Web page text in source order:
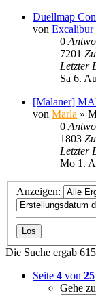
Duellmap
von Excalibur
0
7201
Letzter
Sa 6.
[Malaner]
von Marla »
0
1803
Letzter
Mo 1.
Anzeigen:
Die Suche ergab
Seite 4 von 25
Gehe